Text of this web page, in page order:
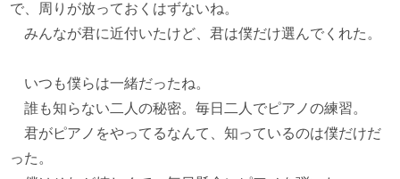
で、周りが放っておくはずないね。
みんなが君に近付いたけど、君は僕だけ選んでくれた。
いつも僕らは一緒だったね。
誰も知らない二人の秘密。毎日二人でピアノの練習。
君がピアノをやってるなんて、知っているのは僕だけだ
った。